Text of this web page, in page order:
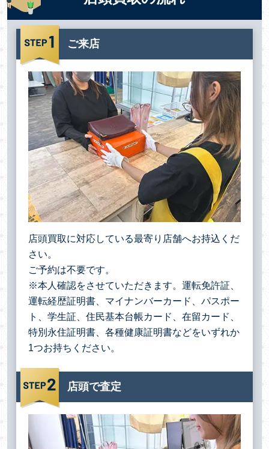
ご来店
店頭買取に対応している最寄り店舗へお持込くだ
さい。
ご予約は不要です。
※本人確認をさせていただきます。運転免許証、
運転経歴証明書、マイナンバーカード、パスポー
ト、学生証、住民基本台帳カード、在留カード、
特別永住証明書、各種健康証明書などをいずれか
1つお持ちください。
店頭で査定